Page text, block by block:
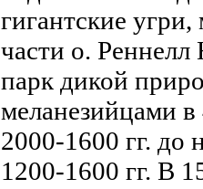
гигантские
части о.
парк дикой
меланезийцами
2000-1600 гг. до
1200-1600 гг. В